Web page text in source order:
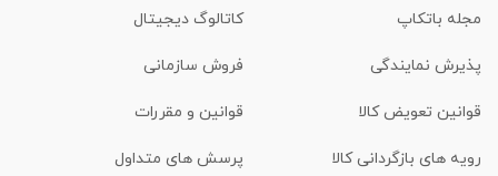
مجله باتکاپ کاتالوگ دیجیتال
پذیرش نمایندگی فروش سازمانی
قوانین تعویض کالا قوانین و مقررات
رویه های بازگردانی کالا پرسش های متداول